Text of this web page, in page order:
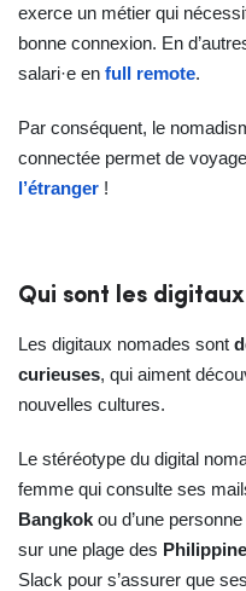
exerce un métier qui
bonne connexion. En
salari·e en full remote.
Par conséquent, le
connectée permet de
l’étranger !
Qui sont les
Les digitaux nomades sont
curieuses, qui aiment
nouvelles cultures.
Le stéréotype du digital
femme qui consulte ses
Bangkok ou d’une
sur une plage des
Slack pour s’assurer que